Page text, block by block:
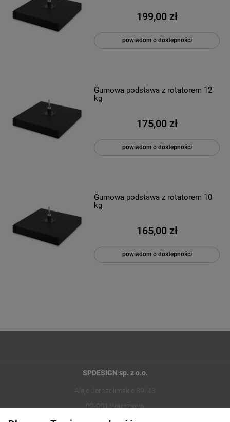
199,00 zł
powiadom o dostępności
Gumowa podstawa z rotatorem 12
kg
175,00 zł
powiadom o dostępności
Gumowa podstawa z rotatorem 10
kg
165,00 zł
powiadom o dostępności
SPDESIGN sp. z o.o.
Aleje Jerozolimskie 89/43
02-001 Warszawa